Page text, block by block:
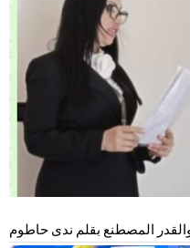
المصطنع بقلم ندى حاطوم